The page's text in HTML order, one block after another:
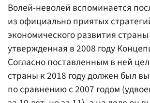
Волей-неволей вспоминается
из официально приятых
экономического развития
утвержденная в 2008 году
Согласно поставленным в ней
страны к 2018 году должен был
по сравнению с 2007 годом